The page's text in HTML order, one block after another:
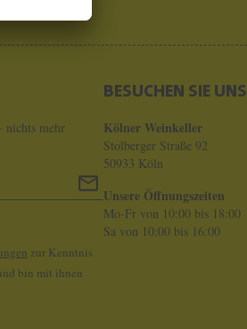
nichts mehr
zur Kenntnis
bin mit ihnen
BESUCHEN SIE UNS
Kölner Weinkeller
Stolberger Straße 92
50933 Köln
Unsere Öffnungszeiten
Mo-Fr von 10:00 bis 18:00
Sa von 10:00 bis 16:00